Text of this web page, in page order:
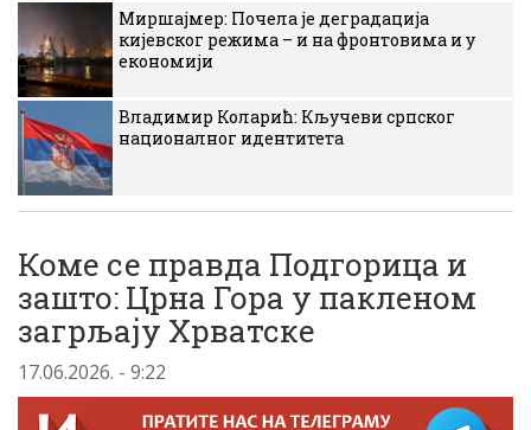
Миршајмер: Почела је деградација
кијевског режима – и на фронтовима и у
економији
Владимир Коларић: Кључеви српског
националног идентитета
Коме се правда Подгорица и
зашто: Црна Гора у пакленом
загрљају Хрватске
17.06.2026. - 9:22